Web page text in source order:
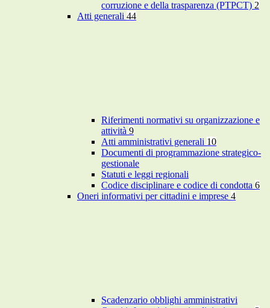
corruzione e della trasparenza (PTPCT) 2
Atti generali 44
Riferimenti normativi su organizzazione e
attività 9
Atti amministrativi generali 10
Documenti di programmazione strategico-
gestionale
Statuti e leggi regionali
Codice disciplinare e codice di condotta 6
Oneri informativi per cittadini e imprese 4
Scadenzario obblighi amministrativi